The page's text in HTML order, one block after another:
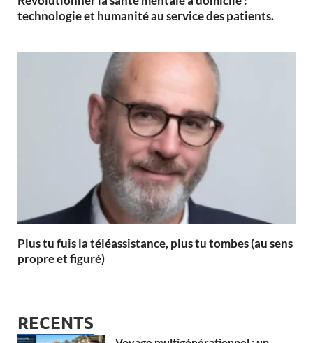
technologie et humanité au service des patients.
Plus tu fuis la téléassistance, plus tu tombes (au sens
propre et figuré)
RECENTS